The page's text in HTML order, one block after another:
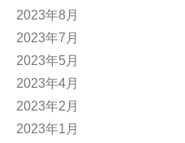
2023年8月
2023年7月
2023年5月
2023年4月
2023年2月
2023年1月